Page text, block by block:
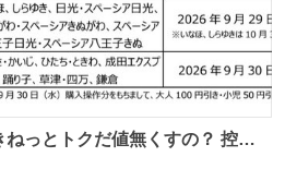
っとトクだ値無くすの？ 控え